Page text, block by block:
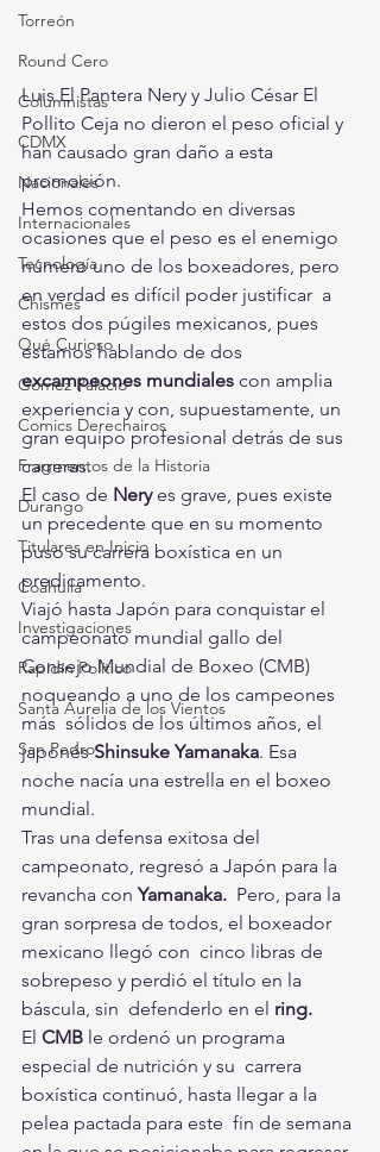
Torreón
Round Cero
Columnistas
CDMX
Nacionales
Internacionales
Tecnología
Chismes
Qué Curioso
Gómez Palacio
Comics Derechairos
Fragmentos de la Historia
Durango
Titulares en Inicio
Coahuila
Investigaciones
Rapidín Político
Santa Aurelia de los Vientos
San Pedro
Luis El Pantera Nery y Julio César El
Pollito Ceja no dieron el peso oficial y
han causado gran daño a esta
promoción.
Hemos comentando en diversas
ocasiones que el peso es el enemigo
número uno de los boxeadores, pero
en verdad es difícil poder justificar  a
estos dos púgiles mexicanos, pues
estamos hablando de dos
excampeones mundiales con amplia
experiencia y con, supuestamente, un
gran equipo profesional detrás de sus
carreras.
El caso de Nery es grave, pues existe
un precedente que en su momento
puso su carrera boxística en un
predicamento.
Viajó hasta Japón para conquistar el
campeonato mundial gallo del
Consejo Mundial de Boxeo (CMB)
noqueando a uno de los campeones
más  sólidos de los últimos años, el
japonés Shinsuke Yamanaka. Esa
noche nacía una estrella en el boxeo
mundial.
Tras una defensa exitosa del
campeonato, regresó a Japón para la
revancha con Yamanaka.
  Pero, para la
gran sorpresa de todos, el boxeador
mexicano llegó con  cinco libras de
sobrepeso y perdió el título en la
báscula, sin  defenderlo en el ring.
El CMB le ordenó un programa
especial de nutrición y su  carrera
boxística continuó, hasta llegar a la
pelea pactada para este  fin de semana